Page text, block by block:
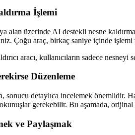
İşlemi
alan üzerinde AI destekli nesne
Çoğu araç, birkaç saniye içinde işlemi
aracı, kullanıcıların sadece
Düzenleme
sonucu detaylıca incelemek önemlidir.
gerekebilir. Bu aşamada,
ve Paylaşmak